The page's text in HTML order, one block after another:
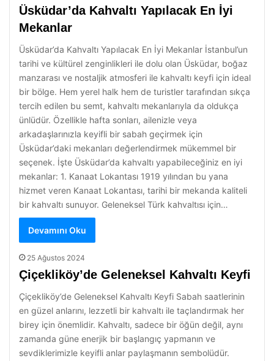
Üsküdar’da Kahvaltı Yapılacak En İyi
Mekanlar
Üsküdar’da Kahvaltı Yapılacak En İyi Mekanlar İstanbul’un
tarihi ve kültürel zenginlikleri ile dolu olan Üsküdar, boğaz
manzarası ve nostaljik atmosferi ile kahvaltı keyfi için ideal
bir bölge. Hem yerel halk hem de turistler tarafından sıkça
tercih edilen bu semt, kahvaltı mekanlarıyla da oldukça
ünlüdür. Özellikle hafta sonları, ailenizle veya
arkadaşlarınızla keyifli bir sabah geçirmek için
Üsküdar’daki mekanları değerlendirmek mükemmel bir
seçenek. İşte Üsküdar’da kahvaltı yapabileceğiniz en iyi
mekanlar: 1. Kanaat Lokantası 1919 yılından bu yana
hizmet veren Kanaat Lokantası, tarihi bir mekanda kaliteli
bir kahvaltı sunuyor. Geleneksel Türk kahvaltısı için…
Devamını Oku
25 Ağustos 2024
Çiçekliköy’de Geleneksel Kahvaltı Keyfi
Çiçekliköy’de Geleneksel Kahvaltı Keyfi Sabah saatlerinin
en güzel anlarını, lezzetli bir kahvaltı ile taçlandırmak her
birey için önemlidir. Kahvaltı, sadece bir öğün değil, aynı
zamanda güne enerjik bir başlangıç yapmanın ve
sevdiklerimizle keyifli anlar paylaşmanın sembolüdür.